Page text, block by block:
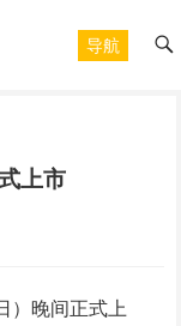
导航
上市
）晚间正式上